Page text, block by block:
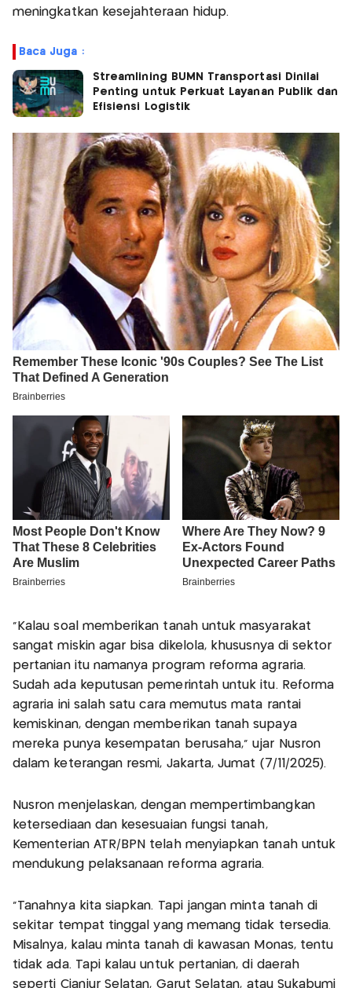
meningkatkan kesejahteraan hidup.
Baca Juga :
Streamlining BUMN Transportasi Dinilai
Penting untuk Perkuat Layanan Publik dan
Efisiensi Logistik
"Kalau soal memberikan tanah untuk masyarakat
sangat miskin agar bisa dikelola, khususnya di sektor
pertanian itu namanya program reforma agraria.
Sudah ada keputusan pemerintah untuk itu. Reforma
agraria ini salah satu cara memutus mata rantai
kemiskinan, dengan memberikan tanah supaya
mereka punya kesempatan berusaha," ujar Nusron
dalam keterangan resmi, Jakarta, Jumat (7/11/2025).
Nusron menjelaskan, dengan mempertimbangkan
ketersediaan dan kesesuaian fungsi tanah,
Kementerian ATR/BPN telah menyiapkan tanah untuk
mendukung pelaksanaan reforma agraria.
"Tanahnya kita siapkan. Tapi jangan minta tanah di
sekitar tempat tinggal yang memang tidak tersedia.
Misalnya, kalau minta tanah di kawasan Monas, tentu
tidak ada. Tapi kalau untuk pertanian, di daerah
seperti Cianjur Selatan, Garut Selatan, atau Sukabumi